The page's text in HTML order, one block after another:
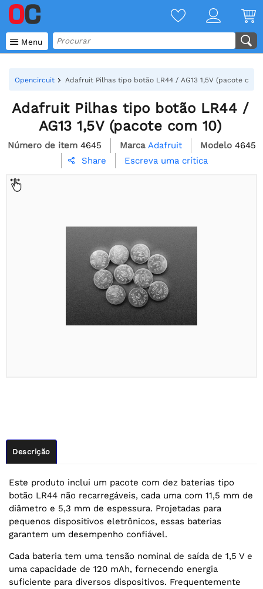
 Menu
Opencircuit Adafruit Pilhas tipo botão LR44 / AG13 1,5V (pacote com
Adafruit Pilhas tipo botão LR44 /
AG13 1,5V (pacote com 10)
Número de item 4645 Marca Adafruit Modelo 4645
 Share Escreva uma crítica
Descrição
Este produto inclui um pacote com dez baterias tipo
botão LR44 não recarregáveis, cada uma com 11,5 mm de
diâmetro e 5,3 mm de espessura. Projetadas para
pequenos dispositivos eletrônicos, essas baterias
garantem um desempenho confiável.
Cada bateria tem uma tensão nominal de saída de 1,5 V e
uma capacidade de 120 mAh, fornecendo energia
suficiente para diversos dispositivos. Frequentemente